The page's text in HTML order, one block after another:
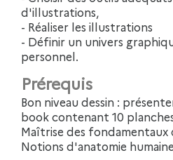
d'illustrations,
- Réaliser les illustrations
- Définir un univers
personnel.
Prérequis
Bon niveau dessin : présenter obligatoirement un
book contenant 10
Maîtrise des fondamentaux
Notions d'anatomie